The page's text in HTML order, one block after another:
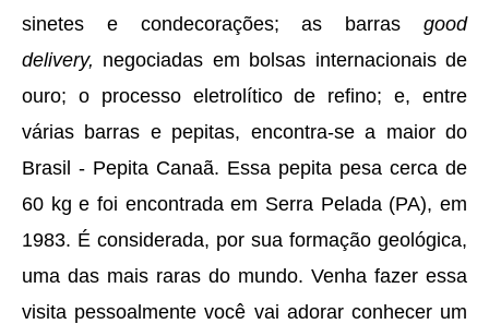
sinetes e condecorações; as barras good
delivery, negociadas em bolsas internacionais de
ouro; o processo eletrolítico de refino; e, entre
várias barras e pepitas, encontra-se a maior do
Brasil - Pepita Canaã. Essa pepita pesa cerca de
60 kg e foi encontrada em Serra Pelada (PA), em
1983. É considerada, por sua formação geológica,
uma das mais raras do mundo. Venha fazer essa
visita pessoalmente você vai adorar conhecer um